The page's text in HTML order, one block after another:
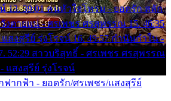
13. 39:01 คนหัวใจโทรม - ยอดรัก สลัก
วังตายแน่ - ศรเพชร ศรสุพรรณ 15. 46:35
สงสุรีย์ รุ่งโรจน์ 16. 49:57 กำนันกำใน -
52:29 สาวบริสุทธิ์ - ศรเพชร ศรสุพรรณ
- แสงสุรีย์ รุ่งโรจน์
ฟากฟ้า - ยอดรัก/ศรเพชร/แสงสุรีย์